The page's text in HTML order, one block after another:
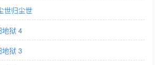
世归尘世
地狱 4
狱 3